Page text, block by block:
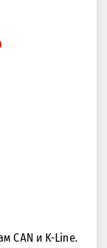
CAN и K-Line.